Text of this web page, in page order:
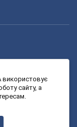
використовує
сайту, а